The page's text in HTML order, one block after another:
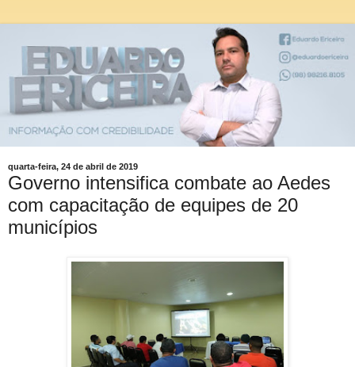
quarta-feira, 24 de abril de 2019
Governo intensifica combate ao Aedes
com capacitação de equipes de 20
municípios